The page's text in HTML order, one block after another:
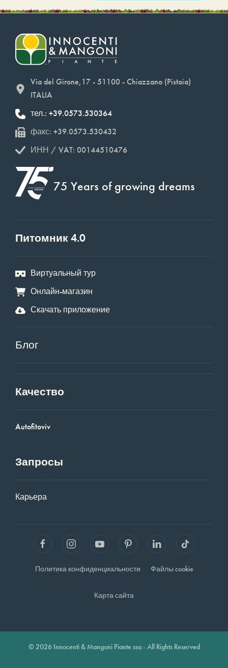
Via del Girone,17 - 51100 - Chiazzano (Pistoia)
ITALIA
тел.: +39.0573.530364
факс: +39.0573.530432
ИНН / VAT: 00144510476
75 Years of growing dreams
Питомник 4.0
Виртуальный тур
Онлайн-магазин
Скачать приложение
Блог
Качество
Autofitoviv
Запросы
Карьера
Политика конфиденциальности Файлы cookie
Карта сайта
© 2026 Innocenti & Mangoni Piante ssa - All Rights Reserved